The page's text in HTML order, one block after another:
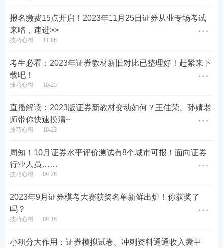
第三步：点击立即预约提醒，参与组队获取参赛资
格。
报名缴费15点开启！2023年11月25日证券从业专场考试
来咯，速进>>
技巧心得 11-06
考生必看：2023年证券教材新旧对比已整理好！赶紧来下
载吧！
技巧心得 10-25
直播解读：2023版证券新教材变动如何？王佳荣、孙婧老
师带你快速摸清~
技巧心得 10-23
周知！10月证券水平评价测试有8个城市可报！面向证券
行业人员……
技巧心得 09-28
2023年9月证券模考大赛获奖名单新鲜出炉！你获奖了
吗？
技巧心得 09-18
小积分大作用：证券模拟试卷、冲刺资料通通收入囊中